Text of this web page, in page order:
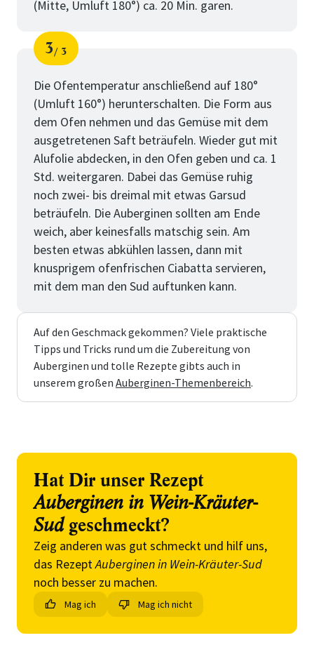
(Mitte, Umluft 180°) ca. 20 Min. garen.
Schritt
3
von
3
Die Ofentemperatur anschließend auf 180°
(Umluft 160°) herunterschalten. Die Form aus
dem Ofen nehmen und das Gemüse mit dem
ausgetretenen Saft beträufeln. Wieder gut mit
Alufolie abdecken, in den Ofen geben und ca. 1
Std. weitergaren. Dabei das Gemüse ruhig
noch zwei- bis dreimal mit etwas Garsud
beträufeln. Die Auberginen sollten am Ende
weich, aber keinesfalls matschig sein. Am
besten etwas abkühlen lassen, dann mit
knusprigem ofenfrischen Ciabatta servieren,
mit dem man den Sud auftunken kann.
Auf den Geschmack gekommen? Viele praktische
Tipps und Tricks rund um die Zubereitung von
Auberginen und tolle Rezepte gibts auch in
unserem großen Auberginen-Themenbereich.
Hat Dir unser Rezept
Auberginen in Wein-Kräuter-
Sudgeschmeckt?
Zeig anderen was gut schmeckt und hilf uns,
das RezeptAuberginen in Wein-Kräuter-Sud
noch besser zu machen.
Mag ich Mag ich nicht